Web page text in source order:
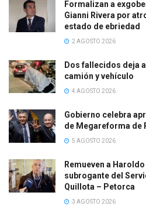
Formalizan a
Gianni Rivera por
estado de ebriedad
2 AGOSTO 2026
Dos fallecidos deja
camión y vehículo
4 AGOSTO 2026
Gobierno celebra
de Megareforma de
5 AGOSTO 2026
Remueven a
subrogante del
Quillota – Petorca
3 AGOSTO 2026